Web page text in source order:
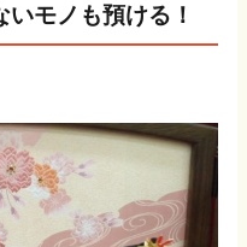
モノも預ける！